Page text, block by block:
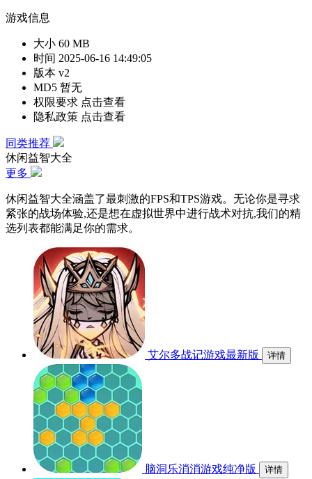
游戏信息
大小 60 MB
时间 2025-06-16 14:49:05
版本 v2
MD5 暂无
权限要求 点击查看
隐私政策 点击查看
同类推荐
休闲益智大全
更多
休闲益智大全涵盖了最刺激的FPS和TPS游戏。无论你是寻求
紧张的战场体验,还是想在虚拟世界中进行战术对抗,我们的精
选列表都能满足你的需求。
艾尔多战记游戏最新版 详情
脑洞乐消消游戏纯净版 详情